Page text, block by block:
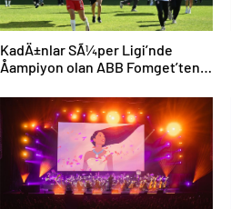
KadÄ±nlar SÃ¼per Ligi’nde
Åampiyon olan ABB Fomget’ten